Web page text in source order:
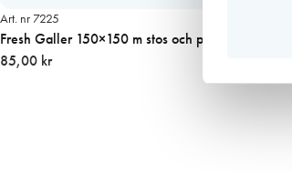
Art. nr 7225
Fresh Galler 150×150 m stos och packning, GRÅTT
85,00 kr